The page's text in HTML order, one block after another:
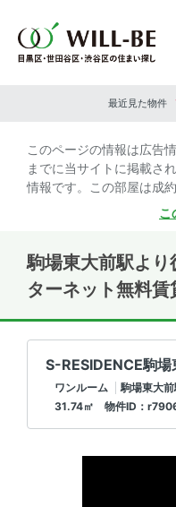
最近見た物件
このページの情報は広告
までに当サイトに掲載さ
情報です。この部屋は成約
こ
駒場東大前駅よ
ターネット無料
S-RESIDENCE駒場
ワンルーム
駒場東大
31.74㎡ 物件ID：